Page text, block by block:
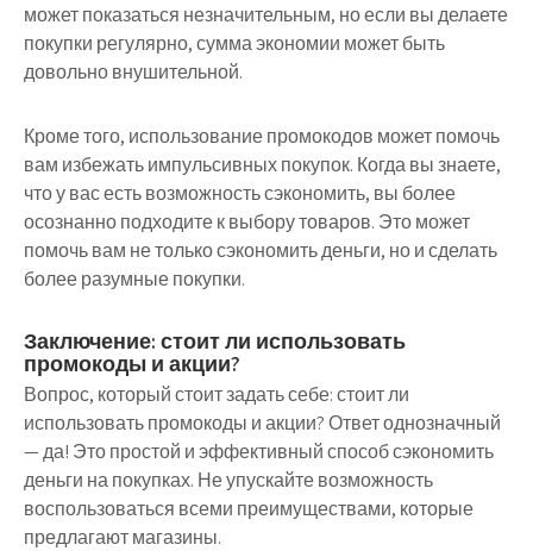
может показаться незначительным, но если вы делаете
покупки регулярно, сумма экономии может быть
довольно внушительной.
Кроме того, использование промокодов может помочь
вам избежать импульсивных покупок. Когда вы знаете,
что у вас есть возможность сэкономить, вы более
осознанно подходите к выбору товаров. Это может
помочь вам не только сэкономить деньги, но и сделать
более разумные покупки.
Заключение: стоит ли использовать
промокоды и акции?
Вопрос, который стоит задать себе: стоит ли
использовать промокоды и акции? Ответ однозначный
— да! Это простой и эффективный способ сэкономить
деньги на покупках. Не упускайте возможность
воспользоваться всеми преимуществами, которые
предлагают магазины.